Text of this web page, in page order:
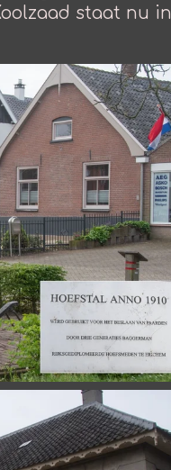
staat nu in